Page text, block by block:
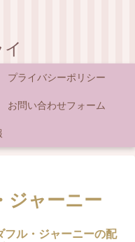
プライバシーポリシー
お問い合わせフォーム
ジャーニー
フル・ジャーニーの配